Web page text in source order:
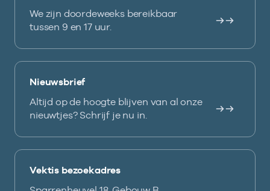
We zijn doordeweeks bereikbaar
tussen 9 en 17 uur.
Nieuwsbrief
Altijd op de hoogte blijven van al onze
nieuwtjes? Schrijf je nu in.
Vektis bezoekadres